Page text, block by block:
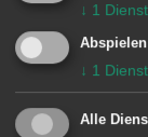
Unsere
↓ 1 Dienst
↓ 1 Dienst
Alle